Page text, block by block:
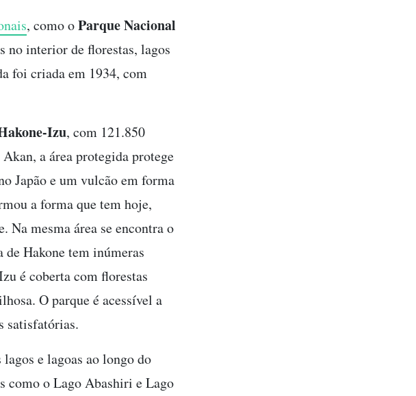
, como oParque Nacional
no interior de florestas, lagos
foi criada em 1934, com
Izu, com 121.850
a área protegida protege
Japão e um vulcão em forma
a forma que tem hoje,
Na mesma área se encontra o
Hakone tem inúmeras
é coberta com florestas
O parque é acessível a
satisfatórias.
lagos e lagoas ao longo do
como o Lago Abashiri e Lago